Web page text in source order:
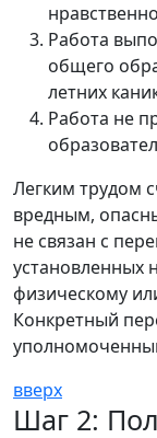
Работа
общего
летних
Работа не
Легким трудом
вредным,
не связан с
установленных
физическому
Конкретный
вверх
Шаг 2: